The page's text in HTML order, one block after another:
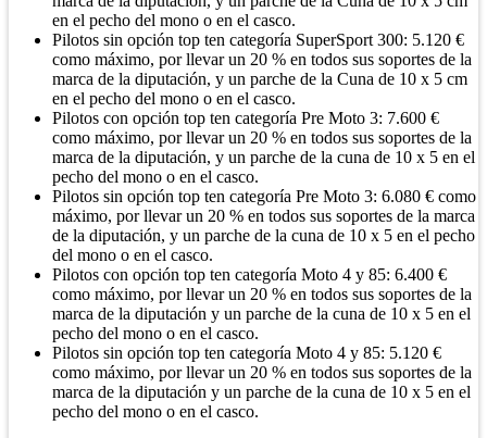
en el pecho del mono o en el casco.
Pilotos sin opción top ten categoría SuperSport 300: 5.120 €
como máximo, por llevar un 20 % en todos sus soportes de la
marca de la diputación, y un parche de la Cuna de 10 x 5 cm
en el pecho del mono o en el casco.
Pilotos con opción top ten categoría Pre Moto 3: 7.600 €
como máximo, por llevar un 20 % en todos sus soportes de la
marca de la diputación, y un parche de la cuna de 10 x 5 en el
pecho del mono o en el casco.
Pilotos sin opción top ten categoría Pre Moto 3: 6.080 € como
máximo, por llevar un 20 % en todos sus soportes de la marca
de la diputación, y un parche de la cuna de 10 x 5 en el pecho
del mono o en el casco.
Pilotos con opción top ten categoría Moto 4 y 85: 6.400 €
como máximo, por llevar un 20 % en todos sus soportes de la
marca de la diputación y un parche de la cuna de 10 x 5 en el
pecho del mono o en el casco.
Pilotos sin opción top ten categoría Moto 4 y 85: 5.120 €
como máximo, por llevar un 20 % en todos sus soportes de la
marca de la diputación y un parche de la cuna de 10 x 5 en el
pecho del mono o en el casco.